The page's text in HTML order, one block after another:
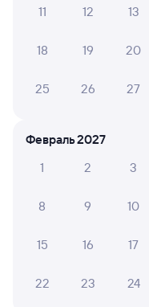
А ещё здесь
Обратные
в Ашулук
Расписание
11 12 13
18 19 20
25 26 27
Февраль 2027
1
2 3
8 9 10
15 16 17
22 23 24